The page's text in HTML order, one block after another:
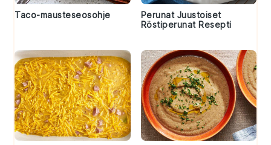
Taco-mausteseosohje
Perunat Juustoiset
Röstiperunat Resepti